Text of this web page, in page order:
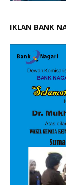
IKLAN BANK